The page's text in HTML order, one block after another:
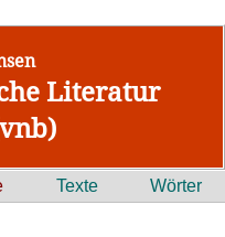
Literatur
Texte Wörter